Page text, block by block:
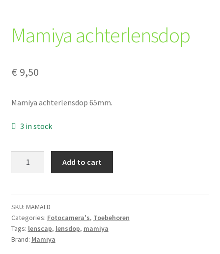
Mamiya achterlensdop
€ 9,50
Mamiya achterlensdop 65mm.
3 in stock
Add to cart
SKU: MAMALD
Categories: Fotocamera's, Toebehoren
Tags: lenscap, lensdop, mamiya
Brand: Mamiya